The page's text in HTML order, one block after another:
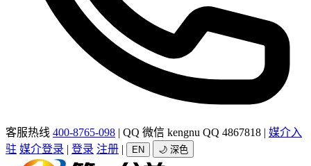
客服热线 400-8765-098 | QQ 微信 kengnu QQ 4867818 | 媒介入
驻 媒介登录 | 登录 注册 | EN 🌙 深色